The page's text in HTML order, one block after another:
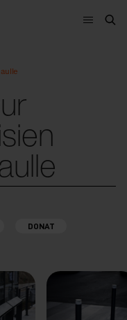
Menu
DONAT